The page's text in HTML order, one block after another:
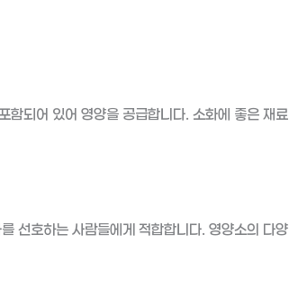
함되어 있어 영양을 공급합니다. 소화에 좋은 재료
선호하는 사람들에게 적합합니다. 영양소의 다양